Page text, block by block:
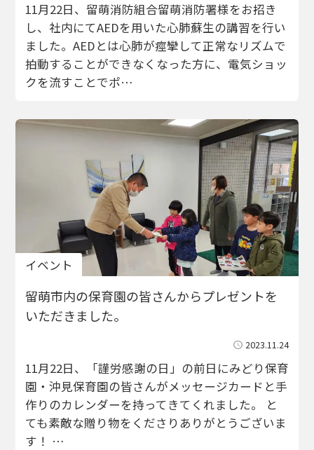
11月22日、留萌消防組合留萌消防署様をお招き
し、社内にてAEDを用いた心肺蘇生の講習を行い
ました。AEDとは心肺が痙攣して正常なリズムで
拍動することができなくなった方に、電気ショッ
クを流すことでポ…
イベント
留萌市内の保育園の皆さんからプレゼントを
いただきました。
2023.11.24
11月22日、「謹労感謝の日」の前日にみどり保育
園・沖見保育園の皆さんがメッセージカードと手
作りのカレンダーを持ってきてくれました。 と
ても素敵な贈り物をくださりありがとうございま
す！ …